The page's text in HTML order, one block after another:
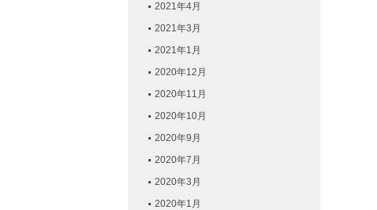
2021年4月
2021年3月
2021年1月
2020年12月
2020年11月
2020年10月
2020年9月
2020年7月
2020年3月
2020年1月